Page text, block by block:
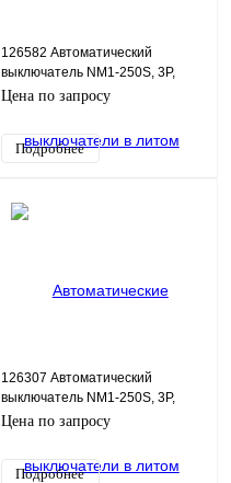
126582 Автоматический
выключатель NM1-250S, 3P,
100А, 25кА
Цена по запросу
Подробнее
126307 Автоматический
выключатель NM1-250S, 3P,
250А, 25кА
Цена по запросу
Подробнее